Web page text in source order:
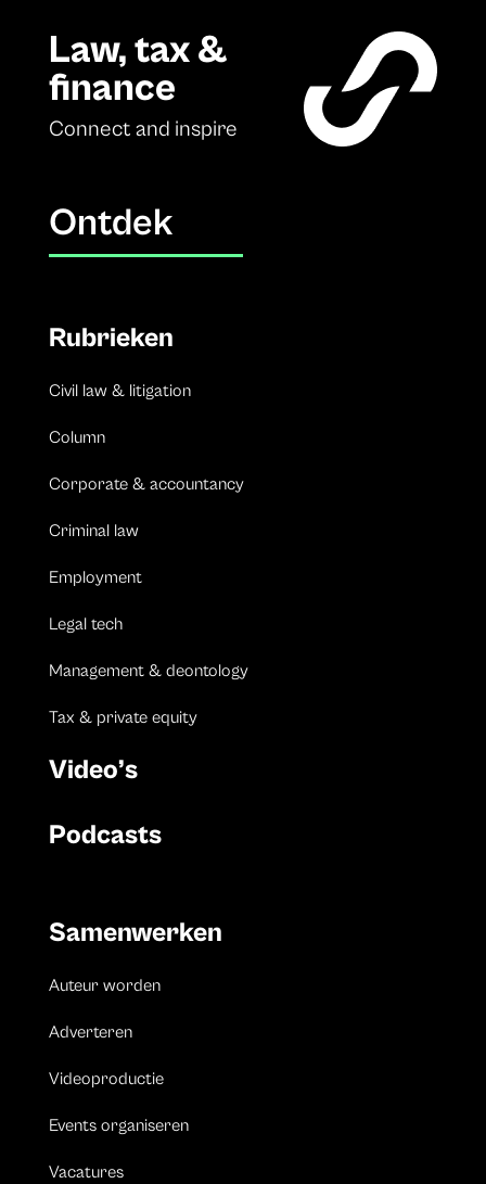
Law, tax &
finance
Connect and inspire
Ontdek
Rubrieken
Civil law & litigation
Column
Corporate & accountancy
Criminal law
Employment
Legal tech
Management & deontology
Tax & private equity
Video’s
Podcasts
Samenwerken
Auteur worden
Adverteren
Videoproductie
Events organiseren
Vacatures